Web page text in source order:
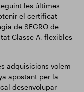
les últimes
el certificat
de SEGRO de
Classe A, flexibles
adquisicions volem
apostant per la
desenvolupar